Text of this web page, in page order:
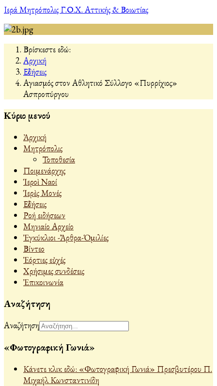
Ιερά Μητρόπολις Γ.Ο.Χ. Αττικής & Βοιωτίας
Βρίσκεστε εδώ:
Αρχική
Εἰδήσεις
Αγιασμός στον Αθλητικό Σύλλογο «Πυρρίχιος»
Ασπροπύργου
Κύριο μενού
Ἀρχική
Μητρόπολις
Τοποθεσία
Ποιμενάρχης
Ἱεροὶ Ναοί
Ἱερὲς Μονές
Εἰδήσεις
Ροή ειδήσεων
Μηνιαίο Αρχείο
Ἐγκύκλιοι -Ἄρθρα-Ὁμιλίες
Βίντεο
Ἐόρτιες εὐχές
Χρήσιμες συνδέσεις
Ἐπικοινωνία
Αναζήτηση
Αναζήτηση
«Φωτογραφική Γωνιά»
Κάνετε κλικ εδώ: «Φωτογραφική Γωνιά» Πρεσβυτέρου Π.
Μιχαήλ Κωνσταντινίδη